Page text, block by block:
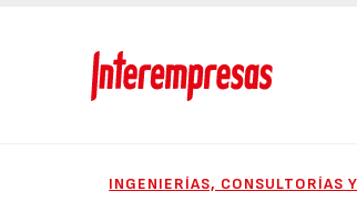
INGENIERÍAS, CONSULTORÍAS